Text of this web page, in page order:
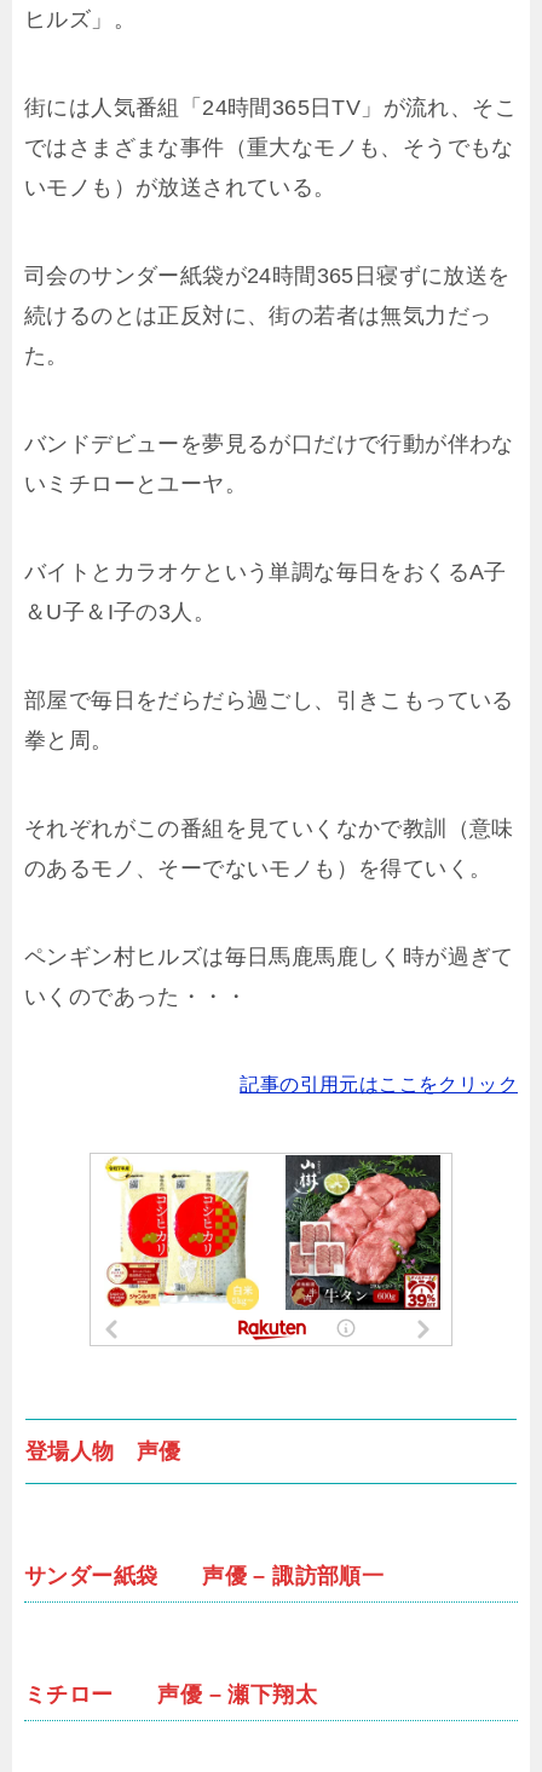
ヒルズ」。
街には人気番組「24時間365日TV」が流れ、そこ
ではさまざまな事件（重大なモノも、そうでもな
いモノも）が放送されている。
司会のサンダー紙袋が24時間365日寝ずに放送を
続けるのとは正反対に、街の若者は無気力だっ
た。
バンドデビューを夢見るが口だけで行動が伴わな
いミチローとユーヤ。
バイトとカラオケという単調な毎日をおくるA子
＆U子＆I子の3人。
部屋で毎日をだらだら過ごし、引きこもっている
拳と周。
それぞれがこの番組を見ていくなかで教訓（意味
のあるモノ、そーでないモノも）を得ていく。
ペンギン村ヒルズは毎日馬鹿馬鹿しく時が過ぎて
いくのであった・・・
記事の引用元はここをクリック
登場人物 声優
サンダー紙袋 声優 – 諏訪部順一
ミチロー 声優 – 瀬下翔太